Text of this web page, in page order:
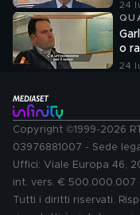
24
o
24
Copyright ©1999-2026
03976881007 - Sede
Uffici: Viale Europa 46,
int. vers. € 500.000.007
Tutti i diritti riservati.